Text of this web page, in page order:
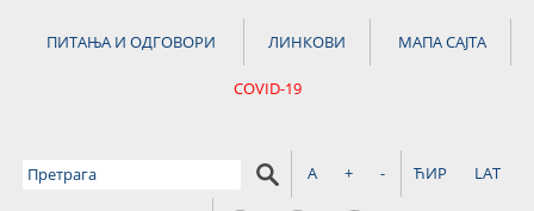
ПИТАЊА И ОДГОВОРИ ЛИНКОВИ МАПА САЈТА
COVID-19
A + - ЋИР LAT